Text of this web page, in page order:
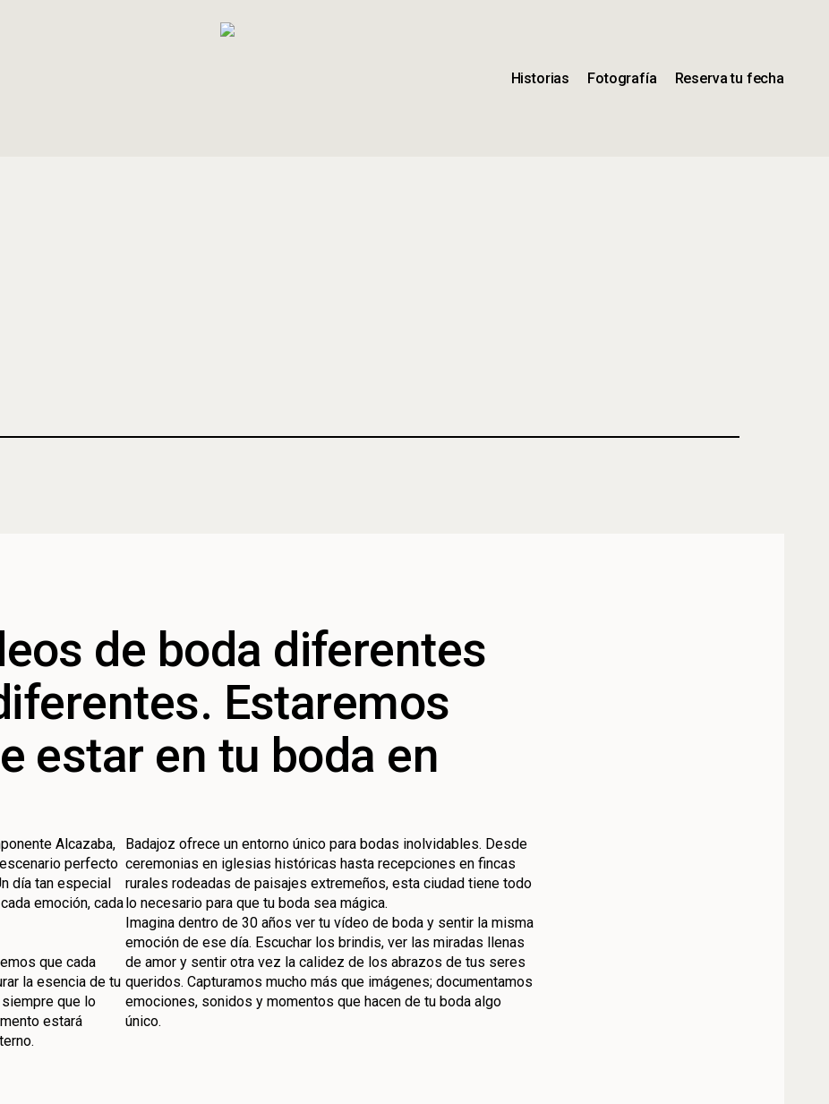
Historias Fotografía Reserva tu fecha
de boda diferentes
Estaremos
estar en tu boda en
Alcazaba,
perfecto
día tan especial
emoción, cada
que cada
la esencia de tu
que lo
estará
Badajoz ofrece un entorno único para bodas inolvidables. Desde
ceremonias en iglesias históricas hasta recepciones en fincas
rurales rodeadas de paisajes extremeños, esta ciudad tiene todo
lo necesario para que tu boda sea mágica.
Imagina dentro de 30 años ver tu vídeo de boda y sentir la misma
emoción de ese día. Escuchar los brindis, ver las miradas llenas
de amor y sentir otra vez la calidez de los abrazos de tus seres
queridos. Capturamos mucho más que imágenes; documentamos
emociones, sonidos y momentos que hacen de tu boda algo
único.